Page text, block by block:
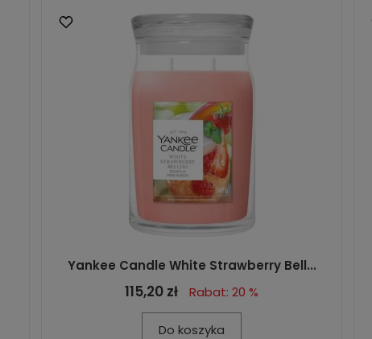
Yankee Candle White Strawberry Bell...
115,20 zł Rabat: 20 %
Do koszyka